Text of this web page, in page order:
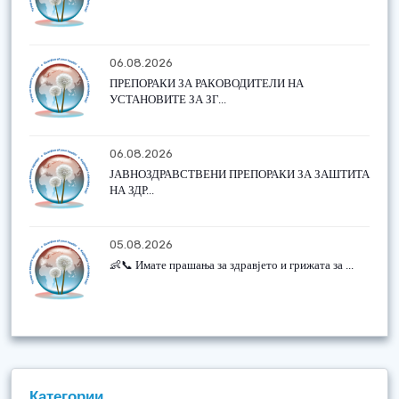
06.08.2026
ПРЕПОРАКИ ЗА РАКОВОДИТЕЛИ НА
УСТАНОВИТЕ ЗА ЗГ...
06.08.2026
ЈАВНОЗДРАВСТВЕНИ ПРЕПОРАКИ ЗА ЗАШТИТА
НА ЗДР...
05.08.2026
👶📞 Имате прашања за здравјето и грижата за ...